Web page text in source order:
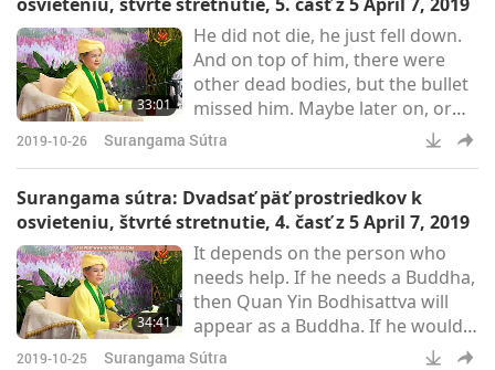
osvieteniu, štvrté stretnutie, 5. časť z 5 April 7, 2019
33:01
He did not die, he just fell down.
And on top of him, there were
other dead bodies, but the bullet
missed him. Maybe later on, or
maybe in other sutra, it says that
Bodhisattva with a pure heart and
sincerity, fire won’t burn him,
water won’t drown him, bullet
cannot kill him. And so, he told
me he believed it because it
happened to him. Ever
2019-10-26 Surangama Sútra
Surangama sútra: Dvadsať päť prostriedkov k
osvieteniu, štvrté stretnutie, 4. časť z 5 April 7, 2019
34:41
It depends on the person who
needs help. If he needs a Buddha,
then Quan Yin Bodhisattva will
appear as a Buddha. If he would
be more appealed by a Solitary
2019-10-25 Surangama Sútra